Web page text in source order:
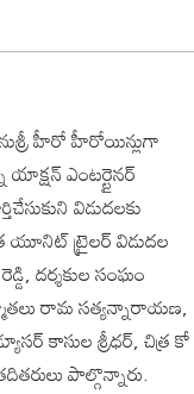
హీరో హీరోయిన్లుగా
యాక్షన్ ఎంటర్టైనర్
విడుదలకు
యూనిట్ ట్రైలర్ విడుదల
దర్శకుల సంఘం
రామ సత్యన్నారాయణ,
కాసుల శ్రీధర్, చిత్ర కో
పాల్గొన్నారు.